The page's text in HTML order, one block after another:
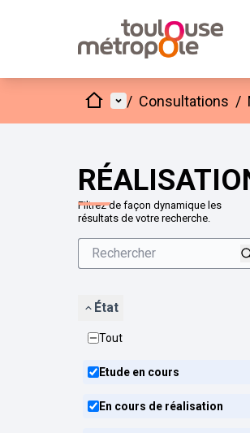
AccueilMenu principal
/ Consultations /
Filtrez de façon dynamique les
résultats de votre recherche.
État
Tout
Etude en cours
En cours de réalisation